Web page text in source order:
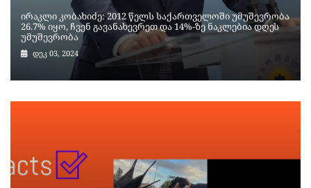
ირაკლი კობახიძე: 2012 წელს საქართველოში უმუშევრობა
26.7% იყო, ჩვენ გავანახევრეთ და 14%-ზე ნაკლებია დღეს
უმუშევრობა
დეკ 03, 2024